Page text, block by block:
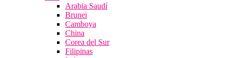
Arabia Saudí
Brunei
Camboya
China
Corea del Sur
Filipinas